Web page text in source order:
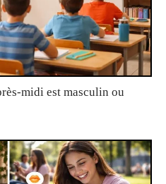
midi est masculin ou